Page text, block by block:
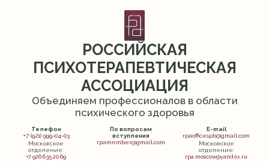
РОССИЙСКАЯ
ПСИХОТЕРАПЕВТИЧЕСКАЯ
АССОЦИАЦИЯ
Объединяем профессионалов в области
психического здоровья
Телефон
+7 (921) 999-04-03
Московское
отделение:
+7 926 635 20 69
По вопросам
вступления
rpamember@gmail.com
E-mail
rpaofficespb@gmail.com
Московское
отделение:
rpa.moscow@yandex.ru